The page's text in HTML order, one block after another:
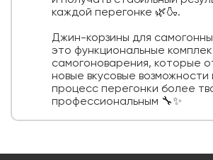
каждой перегонке 🌿🍶.
Джин-корзины для
это функциональные
самогоноварения, которые
новые вкусовые
процесс перегонки более
профессиональным 🔧✨